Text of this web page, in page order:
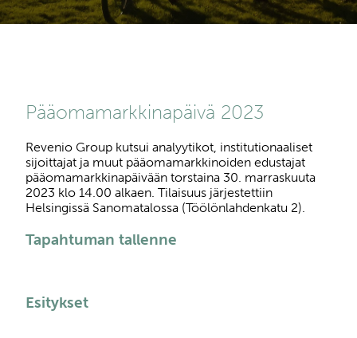
Pääomamarkkinapäivä 2023
Revenio Group kutsui analyytikot, institutionaaliset
sijoittajat ja muut pääomamarkkinoiden edustajat
pääomamarkkinapäivään torstaina 30. marraskuuta
2023 klo 14.00 alkaen. Tilaisuus järjestettiin
Helsingissä Sanomatalossa (Töölönlahdenkatu 2).
Tapahtuman tallenne
Esitykset